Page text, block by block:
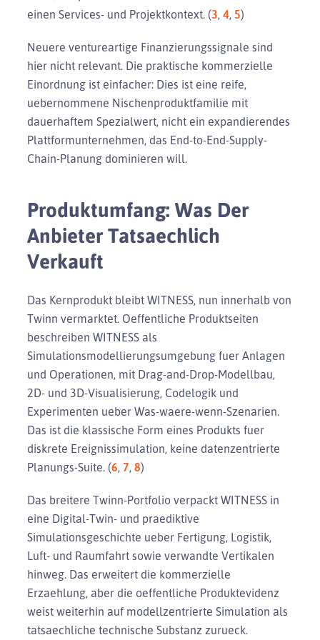
einen Services- und Projektkontext. (3, 4, 5)
Neuere ventureartige Finanzierungssignale sind
hier nicht relevant. Die praktische kommerzielle
Einordnung ist einfacher: Dies ist eine reife,
uebernommene Nischenproduktfamilie mit
dauerhaftem Spezialwert, nicht ein expandierendes
Plattformunternehmen, das End-to-End-Supply-
Chain-Planung dominieren will.
Produktumfang: Was Der
Anbieter Tatsaechlich
Verkauft
Das Kernprodukt bleibt WITNESS, nun innerhalb von
Twinn vermarktet. Oeffentliche Produktseiten
beschreiben WITNESS als
Simulationsmodellierungsumgebung fuer Anlagen
und Operationen, mit Drag-and-Drop-Modellbau,
2D- und 3D-Visualisierung, Codelogik und
Experimenten ueber Was-waere-wenn-Szenarien.
Das ist die klassische Form eines Produkts fuer
diskrete Ereignissimulation, keine datenzentrierte
Planungs-Suite. (6, 7, 8)
Das breitere Twinn-Portfolio verpackt WITNESS in
eine Digital-Twin- und praediktive
Simulationsgeschichte ueber Fertigung, Logistik,
Luft- und Raumfahrt sowie verwandte Vertikalen
hinweg. Das erweitert die kommerzielle
Erzaehlung, aber die oeffentliche Produktevidenz
weist weiterhin auf modellzentrierte Simulation als
tatsaechliche technische Substanz zurueck.